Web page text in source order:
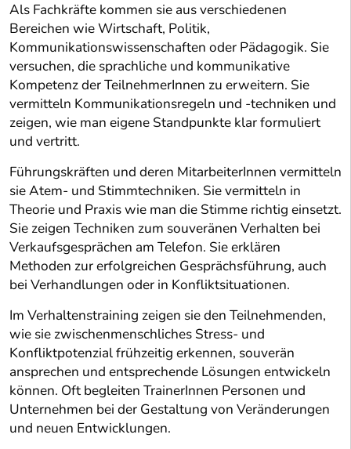
Als Fachkräfte kommen sie aus verschiedenen
Bereichen wie Wirtschaft, Politik,
Kommunikationswissenschaften oder Pädagogik. Sie
versuchen, die sprachliche und kommunikative
Kompetenz der TeilnehmerInnen zu erweitern. Sie
vermitteln Kommunikationsregeln und -techniken und
zeigen, wie man eigene Standpunkte klar formuliert
und vertritt.
Führungskräften und deren MitarbeiterInnen vermitteln
sie Atem- und Stimmtechniken. Sie vermitteln in
Theorie und Praxis wie man die Stimme richtig einsetzt.
Sie zeigen Techniken zum souveränen Verhalten bei
Verkaufsgesprächen am Telefon. Sie erklären
Methoden zur erfolgreichen Gesprächsführung, auch
bei Verhandlungen oder in Konfliktsituationen.
Im Verhaltenstraining zeigen sie den Teilnehmenden,
wie sie zwischenmenschliches Stress- und
Konfliktpotenzial frühzeitig erkennen, souverän
ansprechen und entsprechende Lösungen entwickeln
können. Oft begleiten TrainerInnen Personen und
Unternehmen bei der Gestaltung von Veränderungen
und neuen Entwicklungen.